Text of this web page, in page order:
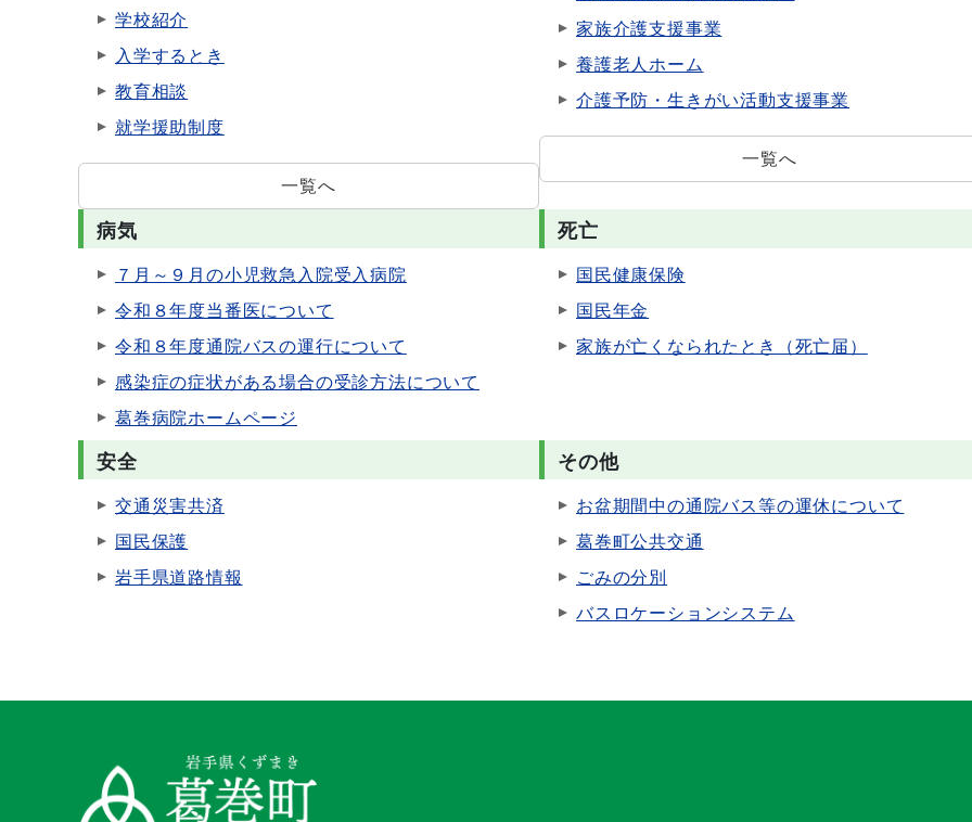
学校紹介
入学するとき
教育相談
就学援助制度
一覧へ
家族介護支援事業
養護老人ホーム
介護予防・生きがい活動支援事業
一覧へ
病気
７月～９月の小児救急入院受入病院
令和８年度当番医について
令和８年度通院バスの運行について
感染症の症状がある場合の受診方法について
葛巻病院ホームページ
死亡
国民健康保険
国民年金
家族が亡くなられたとき（死亡届）
安全
交通災害共済
国民保護
岩手県道路情報
その他
お盆期間中の通院バス等の運休について
葛巻町公共交通
ごみの分別
バスロケーションシステム